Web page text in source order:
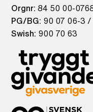
Orgnr: 84 50 00-
PG/BG: 90 07 06-3 /
Swish: 900 70 63